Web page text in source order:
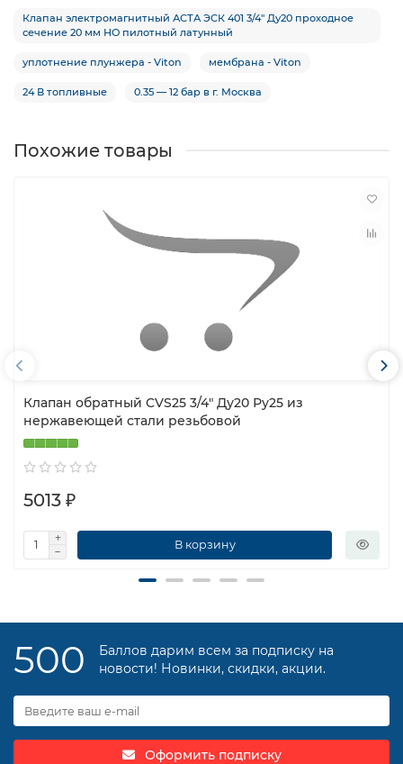
Клапан электромагнитный АСТА ЭСК 401 3/4″ Ду20 проходное
сечение 20 мм НО пилотный латунный
уплотнение плунжера - Viton мембрана - Viton
24 В топливные 0.35 — 12 бар в г. Москва
Похожие товары
Клапан обратный CVS25 3/4″ Ду20 Ру25 из
нержавеющей стали резьбовой
5013 ₽
В корзину
500
Баллов дарим всем за подписку на
новости! Новинки, скидки, акции.
Оформить подписку